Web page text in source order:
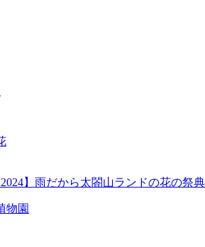
2024】雨だから太閤山ランドの花の祭
物園